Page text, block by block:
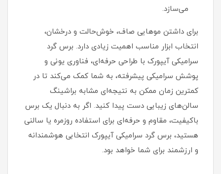
می‌سازد.
برای داشتن موهایی صاف، خوش‌حالت و درخشان،
انتخاب ابزار مناسب اهمیت زیادی دارد. برس گرد
سرامیکی آیپورک با طراحی حرفه‌ای، فناوری یونی و
پوشش سرامیکی پیشرفته، به شما کمک می‌کند تا در
کمترین زمان ممکن به نتیجه‌ای مشابه براشینگ
سالن‌های زیبایی دست پیدا کنید. اگر به دنبال یک برس
باکیفیت، مقاوم و حرفه‌ای برای استفاده روزمره یا سالنی
هستید، برس گرد سرامیکی آیپورک انتخابی هوشمندانه
و ارزشمند برای شما خواهد بود.